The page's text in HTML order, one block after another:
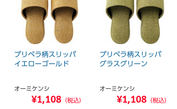
プリペラ柄スリッパ
イエローゴールド
オーミケンシ
¥1,108 （税込）
プリペラ柄スリッパ
グラスグリーン
オーミケンシ
¥1,108 （税込）